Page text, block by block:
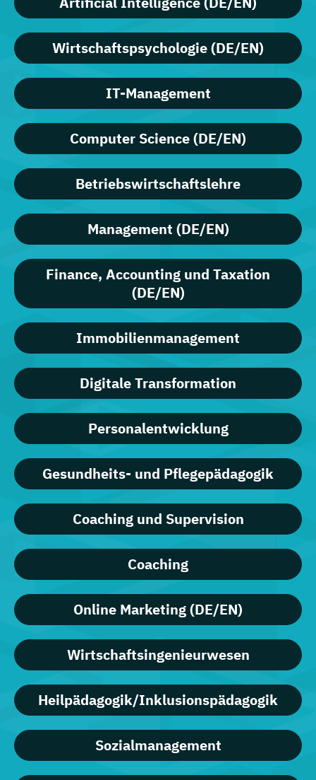
Wirtschaftspsychologie (DE/EN)
IT-Management
Computer Science (DE/EN)
Betriebswirtschaftslehre
Management (DE/EN)
Finance, Accounting und Taxation
(DE/EN)
Immobilienmanagement
Digitale Transformation
Personalentwicklung
Gesundheits- und Pflegepädagogik
Coaching und Supervision
Coaching
Online Marketing (DE/EN)
Wirtschaftsingenieurwesen
Heilpädagogik/Inklusionspädagogik
Sozialmanagement